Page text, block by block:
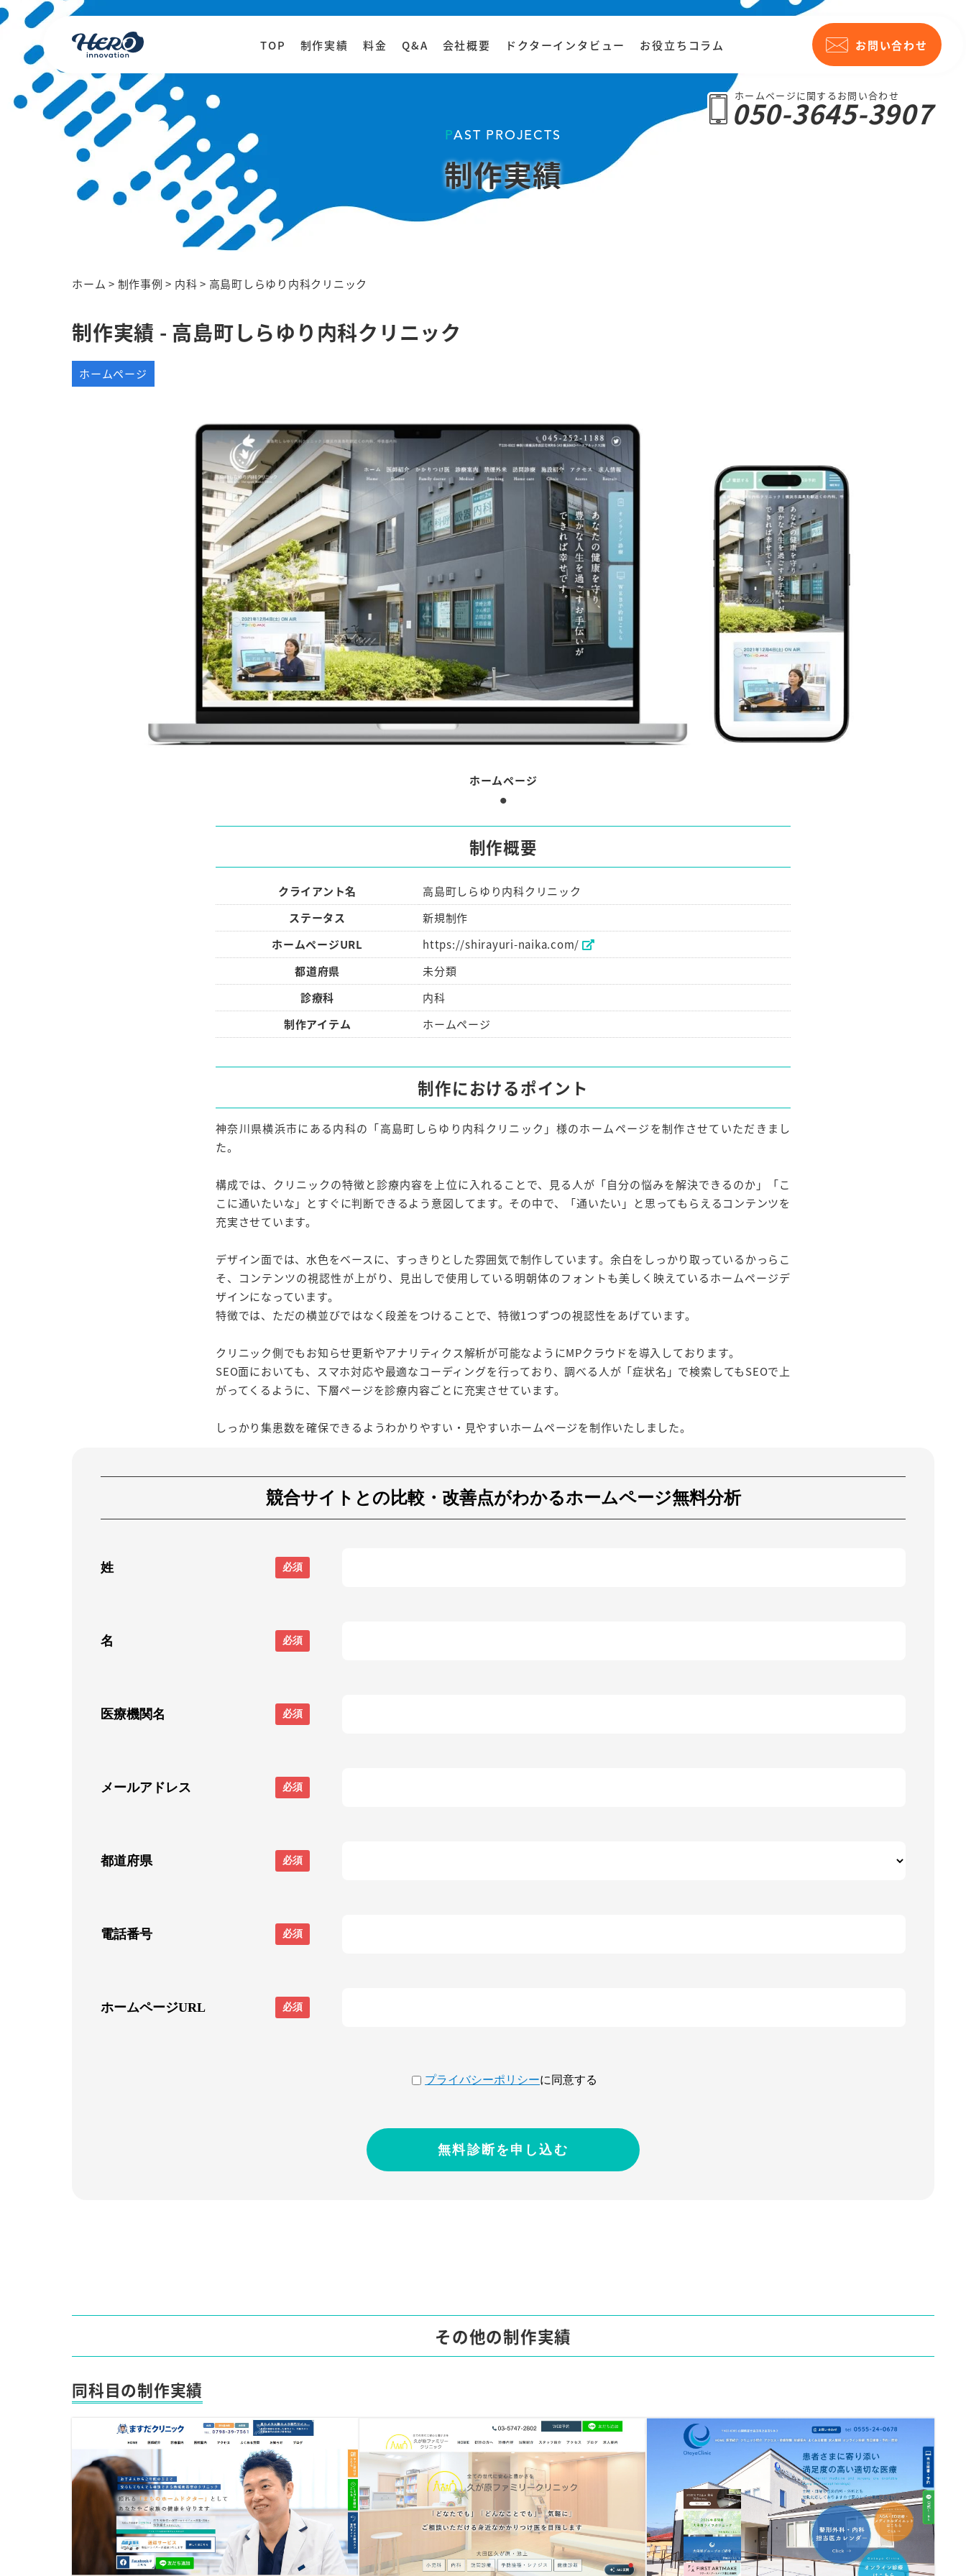
TOP 制作実績 料金 Q&A 会社概要 ドクターインタビュー お役立ちコラム お問い合わせ
ホームページに関するお問い合わせ
050-3645-3907
PAST PROJECTS
制作実績
ホーム > 制作事例 > 内科> 高島町しらゆり内科クリニック
制作実績 - 高島町しらゆり内科クリニック
ホームページ
ホームページ
制作概要
クライアント名
高島町しらゆり内科クリニック
ステータス
新規制作
ホームページURL
https://shirayuri-naika.com/
都道府県
未分類
診療科
内科
制作アイテム
ホームページ
制作におけるポイント
神奈川県横浜市にある内科の「高島町しらゆり内科クリニック」様のホームページを制作させていただきまし
た。
構成では、クリニックの特徴と診療内容を上位に入れることで、見る人が「自分の悩みを解決できるのか」「こ
こに通いたいな」とすぐに判断できるよう意図してます。その中で、「通いたい」と思ってもらえるコンテンツを
充実させています。
デザイン面では、水色をベースに、すっきりとした雰囲気で制作しています。余白をしっかり取っているかっらこ
そ、コンテンツの視認性が上がり、見出しで使用している明朝体のフォントも美しく映えているホームページデ
ザインになっています。
特徴では、ただの横並びではなく段差をつけることで、特徴1つずつの視認性をあげています。
クリニック側でもお知らせ更新やアナリティクス解析が可能なようにMPクラウドを導入しております。
SEO面においても、スマホ対応や最適なコーディングを行っており、調べる人が「症状名」で検索してもSEOで上
がってくるように、下層ページを診療内容ごとに充実させています。
しっかり集患数を確保できるようわかりやすい・見やすいホームページを制作いたしました。
その他の制作実績
同科目の制作実績